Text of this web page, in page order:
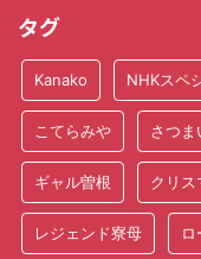
タグ
Kanako NHKスペ
こてらみや さつま
ギャル曽根 クリス
レジェンド寮母